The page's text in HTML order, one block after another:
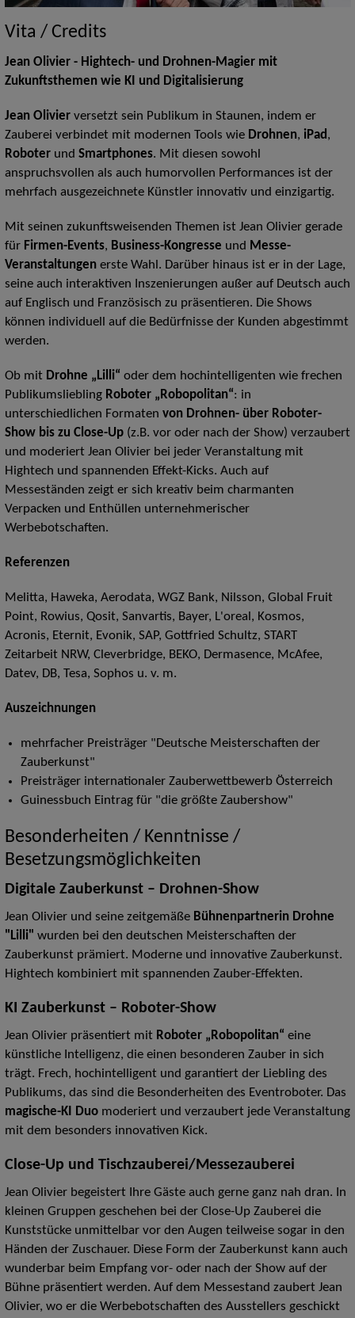
Vita / Credits
Jean Olivier - Hightech- und Drohnen-Magier mit
Zukunftsthemen wie KI und Digitalisierung
Jean Olivierversetzt sein Publikum in Staunen, indem er
Zauberei verbindet mit modernen Tools wie Drohnen, iPad,
Roboterund Smartphones. Mit diesen sowohl
anspruchsvollen als auch humorvollen Performances ist der
mehrfach ausgezeichnete Künstler innovativ und einzigartig.
Mit seinen zukunftsweisenden Themen ist Jean Olivier gerade
für Firmen-Events, Business-Kongresse und Messe-
Veranstaltungenerste Wahl. Darüber hinaus ist er in der Lage,
seine auch interaktiven Inszenierungen außer auf Deutsch auch
auf Englisch und Französisch zu präsentieren. Die Shows
können individuell auf die Bedürfnisse der Kunden abgestimmt
werden.
Ob mit Drohne „Lilli“ oder dem hochintelligenten wie frechen
Publikumsliebling Roboter „Robopolitan“: in
unterschiedlichen Formaten von Drohnen- über Roboter-
Show bis zu Close-Up(z.B. vor oder nach der Show) verzaubert
und moderiert Jean Olivier bei jeder Veranstaltung mit
Hightech und spannenden Effekt-Kicks. Auch auf
Messeständen zeigt er sich kreativ beim charmanten
Verpacken und Enthüllen unternehmerischer
Werbebotschaften.
Referenzen
Melitta, Haweka, Aerodata, WGZ Bank, Nilsson, Global Fruit
Point, Rowius, Qosit, Sanvartis, Bayer, L'oreal, Kosmos,
Acronis, Eternit, Evonik, SAP, Gottfried Schultz, START
Zeitarbeit NRW, Cleverbridge, BEKO, Dermasence, McAfee,
Datev, DB, Tesa, Sophos u. v. m.
Auszeichnungen
mehrfacher Preisträger "Deutsche Meisterschaften der
Zauberkunst"
Preisträger internationaler Zauberwettbewerb Österreich
Guinessbuch Eintrag für "die größte Zaubershow"
Besonderheiten / Kenntnisse /
Besetzungsmöglichkeiten
Digitale Zauberkunst – Drohnen-Show
Jean Olivier und seine zeitgemäße Bühnenpartnerin Drohne
"Lilli" wurden bei den deutschen Meisterschaften der
Zauberkunst prämiert. Moderne und innovative Zauberkunst.
Hightech kombiniert mit spannenden Zauber-Effekten.
KI Zauberkunst – Roboter-Show
Jean Olivier präsentiert mit Roboter „Robopolitan“ eine
künstliche Intelligenz, die einen besonderen Zauber in sich
trägt. Frech, hochintelligent und garantiert der Liebling des
Publikums, das sind die Besonderheiten des Eventroboter. Das
magische-KI Duomoderiert und verzaubert jede Veranstaltung
mit dem besonders innovativen Kick.
Close-Up und Tischzauberei/ Messezauberei
Jean Olivier begeistert Ihre Gäste auch gerne ganz nah dran. In
kleinen Gruppen geschehen bei der Close-Up Zauberei die
Kunststücke unmittelbar vor den Augen teilweise sogar in den
Händen der Zuschauer. Diese Form der Zauberkunst kann auch
wunderbar beim Empfang vor- oder nach der Show auf der
Bühne präsentiert werden. Auf dem Messestand zaubert Jean
Olivier, wo er die Werbebotschaften des Ausstellers geschickt